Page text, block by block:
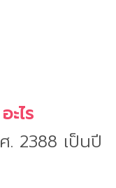
ไร
. 2388 เป็นปี